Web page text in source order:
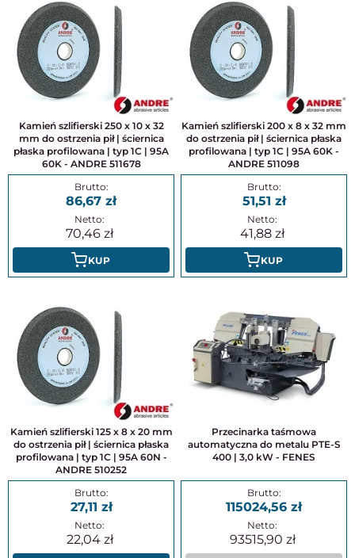
Kamień szlifierski 250 x 10 x 32
mm do ostrzenia pił | ściernica
płaska profilowana | typ 1C | 95A
60K - ANDRE 511678
86,67
70,46
KUP
Kamień szlifierski 200 x 8 x 32 mm
do ostrzenia pił | ściernica płaska
profilowana | typ 1C | 95A 60K -
ANDRE 511098
51,51
41,88
KUP
Kamień szlifierski 125 x 8 x 20 mm
do ostrzenia pił | ściernica płaska
profilowana | typ 1C | 95A 60N -
ANDRE 510252
27,11
22,04
Przecinarka taśmowa
automatyczna do metalu PTE-S
400 | 3,0 kW - FENES
115024,56
93515,90